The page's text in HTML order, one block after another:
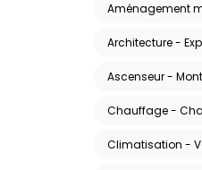
Aménagement
Architecture -
Ascenseur -
Chauffage -
Climatisation -